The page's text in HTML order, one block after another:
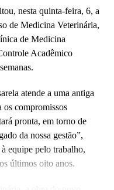
de professores, técnico-
da construtora
nesta quinta-feira, 6, a
de Medicina Veterinária,
de Medicina
Acadêmico
atende a uma antiga
os compromissos
pronta, em torno de
da nossa gestão”,
equipe pelo trabalho,
últimos oito anos.